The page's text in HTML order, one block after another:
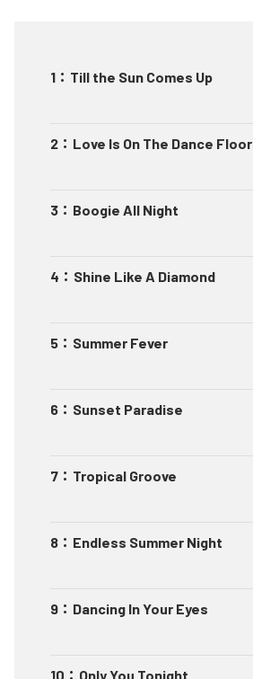
1 ： Till the Sun Comes Up
2 ： Love Is On The Dance Floor
3 ： Boogie All Night
4 ： Shine Like A Diamond
5 ： Summer Fever
6 ： Sunset Paradise
7 ： Tropical Groove
8 ： Endless Summer Night
9 ： Dancing In Your Eyes
10 ： Only You Tonight